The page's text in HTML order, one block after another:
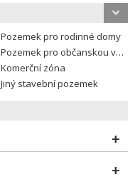
Pozemek pro rodinné domy
Pozemek pro občanskou vybavenost
Komerční zóna
Jiný stavební pozemek